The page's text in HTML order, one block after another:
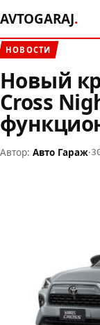
AVTOGARAJ.
НОВОСТИ
Новый
Cross
Автор: Авто Гараж·